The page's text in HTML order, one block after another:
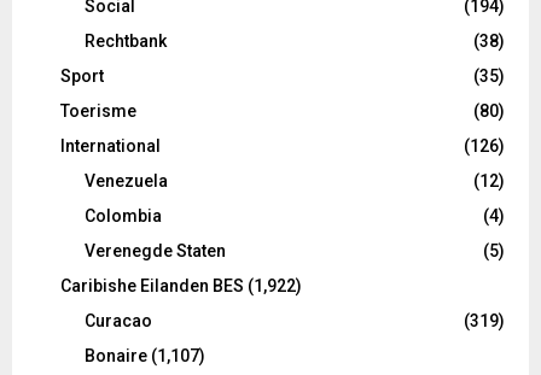
Social
(194)
Rechtbank
(38)
Sport
(35)
Toerisme
(80)
International
(126)
Venezuela
(12)
Colombia
(4)
Verenegde Staten
(5)
Caribishe Eilanden BES (1,922)
Curacao
(319)
Bonaire (1,107)